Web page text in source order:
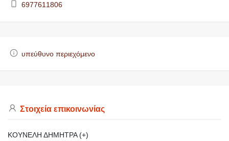
6977611806
υπεύθυνο περιεχόμενο
Στοιχεία επικοινωνίας
ΚΟΥΝΕΛΗ ΔΗΜΗΤΡΑ (+)